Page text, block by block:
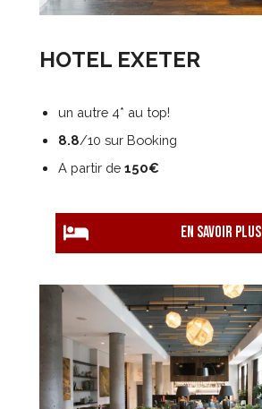
HOTEL EXETER
un autre 4* au top!
8.8/10 sur Booking
A partir de 150€
EN savoir plus